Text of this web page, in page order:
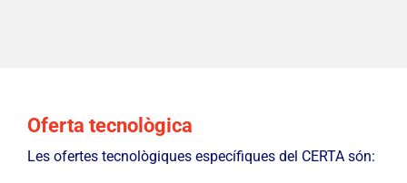
Oferta tecnològica
Les ofertes tecnològiques específiques del CERTA són: